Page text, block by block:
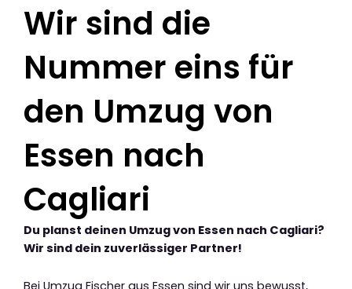
Wir sind die
Nummer eins für
den Umzug von
Essen nach
Cagliari
Du planst deinen Umzug von Essen nach Cagliari?
Wir sind dein zuverlässiger Partner!